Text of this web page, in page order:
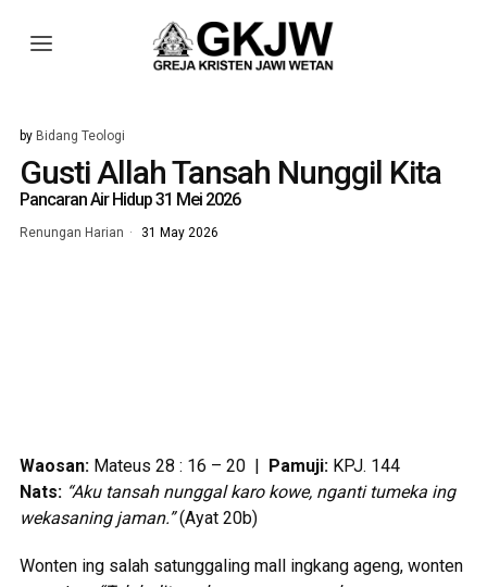
by Bidang Teologi
Gusti Allah Tansah Nunggil Kita
Pancaran Air Hidup 31 Mei 2026
Renungan Harian 31 May 2026
Waosan: Mateus 28 : 16 – 20 | Pamuji: KPJ. 144
Nats: “Aku tansah nunggal karo kowe, nganti tumeka ing
wekasaning jaman.”(Ayat 20b)
Wonten ing salah satunggaling mall ingkang ageng, wonten